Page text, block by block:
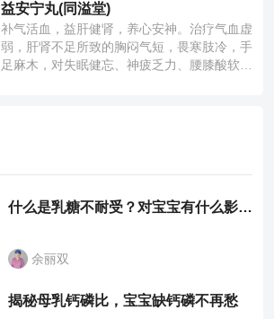
益安宁丸(同溢堂)
补气活血，益肝健肾，养心安神。治疗气血虚
弱，肝肾不足所致的胸闷气短，畏寒肢冷，手
足麻木，对失眠健忘、神疲乏力、腰膝酸软也
什么是乳糖不耐受？对宝宝有什么影响？
余丽双
揭秘母乳钙磷比，宝宝缺钙磷不再愁